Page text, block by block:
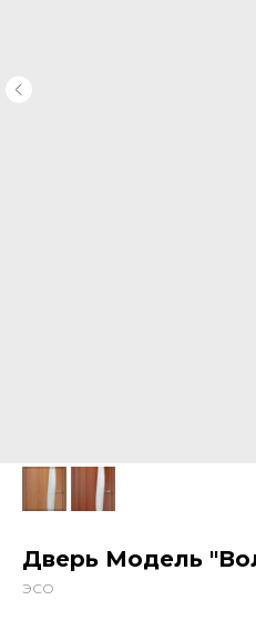
Дверь Модель
ЭСО